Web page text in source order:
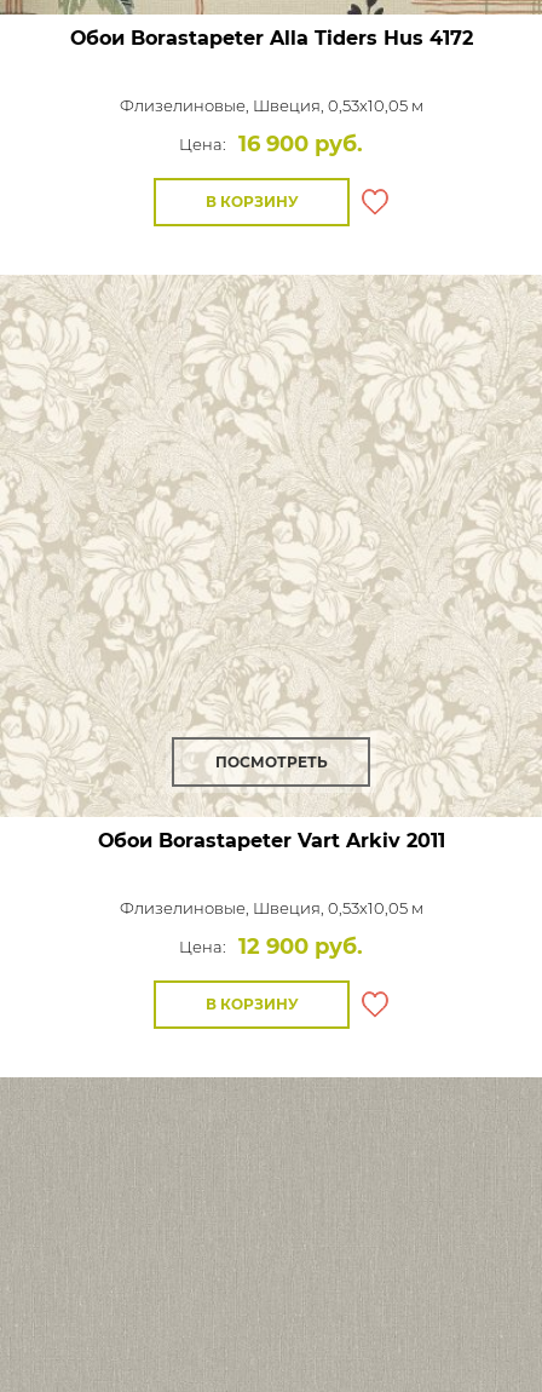
Обои Borastapeter Alla Tiders Hus 4172
Флизелиновые, Швеция, 0,53x10,05 м
Цена:
16 900 руб.
В КОРЗИНУ
ПОСМОТРЕТЬ
Обои Borastapeter Vart Arkiv2011
Флизелиновые, Швеция, 0,53x10,05 м
Цена:
12 900 руб.
В КОРЗИНУ